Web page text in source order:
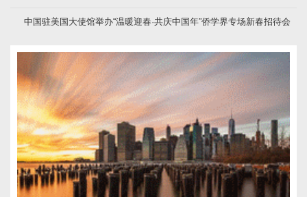
中国驻美国大使馆举办“温暖迎春·共庆中国年”侨学界专场新春招待会